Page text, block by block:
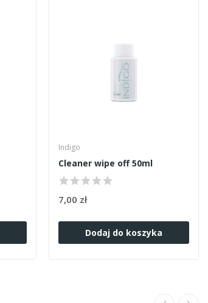
Indigo
Cleaner wipe off 50ml
7,00 zł
Dodaj do koszyka